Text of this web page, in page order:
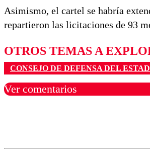
Asimismo, el cartel se habría
repartieron las licitaciones de 93
OTROS TEMAS A
CONSEJO DE DEFENSA DEL
Ver comentarios